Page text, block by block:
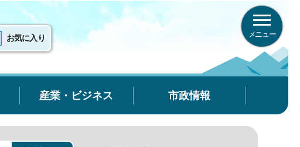
お気に入り メニュー
産業・ビジネス 市政情報